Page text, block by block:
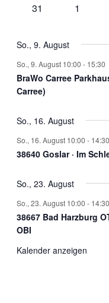
0
31
0
1
So., 9. August
So., 9. August 10:00 - 15:30
BraWo Carree
Carree)
So., 16. August
So., 16. August 10:00 - 14:30
38640 Goslar · Im
So., 23. August
So., 23. August 10:00 - 14:30
38667 Bad Harzburg
OBI
Kalender anzeigen